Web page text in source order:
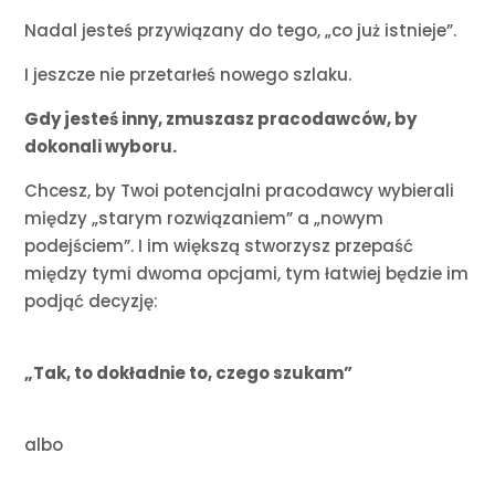
Nadal jesteś przywiązany do tego, „co już istnieje”.
I jeszcze nie przetarłeś nowego szlaku.
Gdy jesteś inny, zmuszasz pracodawców, by
dokonali wyboru.
Chcesz, by Twoi potencjalni pracodawcy wybierali
między „starym rozwiązaniem” a „nowym
podejściem”. I im większą stworzysz przepaść
między tymi dwoma opcjami, tym łatwiej będzie im
podjąć decyzję:
„Tak, to dokładnie to, czego szukam”
albo